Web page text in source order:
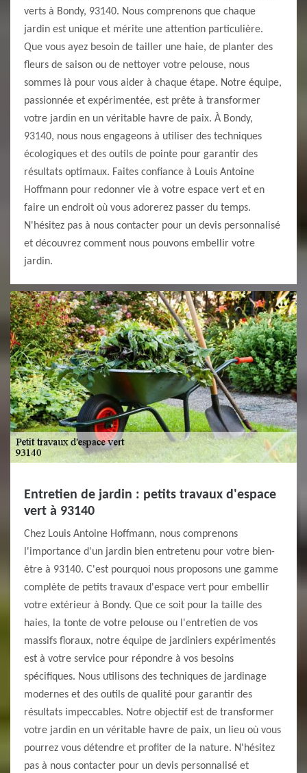
verts à Bondy, 93140. Nous comprenons que chaque
jardin est unique et mérite une attention particulière.
Que vous ayez besoin de tailler une haie, de planter des
fleurs de saison ou de nettoyer votre pelouse, nous
sommes là pour vous aider à chaque étape. Notre équipe,
passionnée et expérimentée, est prête à transformer
votre jardin en un véritable havre de paix. À Bondy,
93140, nous nous engageons à utiliser des techniques
écologiques et des outils de pointe pour garantir des
résultats optimaux. Faites confiance à Louis Antoine
Hoffmann pour redonner vie à votre espace vert et en
faire un endroit où vous adorerez passer du temps.
N'hésitez pas à nous contacter pour un devis personnalisé
et découvrez comment nous pouvons embellir votre
jardin.
Entretien de jardin : petits travaux d'espace
vert à 93140
Chez Louis Antoine Hoffmann, nous comprenons
l'importance d'un jardin bien entretenu pour votre bien-
être à 93140. C'est pourquoi nous proposons une gamme
complète de petits travaux d'espace vert pour embellir
votre extérieur à Bondy. Que ce soit pour la taille des
haies, la tonte de votre pelouse ou l'entretien de vos
massifs floraux, notre équipe de jardiniers expérimentés
est à votre service pour répondre à vos besoins
spécifiques. Nous utilisons des techniques de jardinage
modernes et des outils de qualité pour garantir des
résultats impeccables. Notre objectif est de transformer
votre jardin en un véritable havre de paix, un lieu où vous
pourrez vous détendre et profiter de la nature. N'hésitez
pas à nous contacter pour un devis personnalisé et